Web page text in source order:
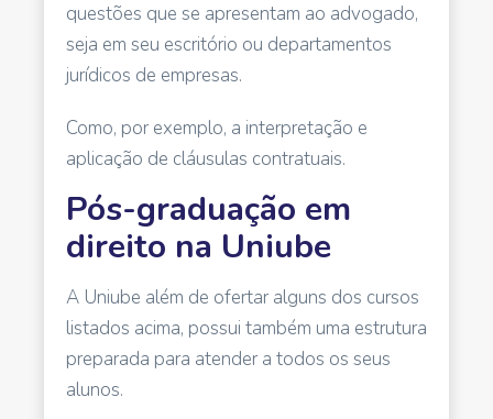
questões que se apresentam ao advogado,
seja em seu escritório ou departamentos
jurídicos de empresas.
Como, por exemplo, a interpretação e
aplicação de cláusulas contratuais.
Pós-graduação em
direito na Uniube
A Uniube além de ofertar alguns dos cursos
listados acima, possui também uma estrutura
preparada para atender a todos os seus
alunos.